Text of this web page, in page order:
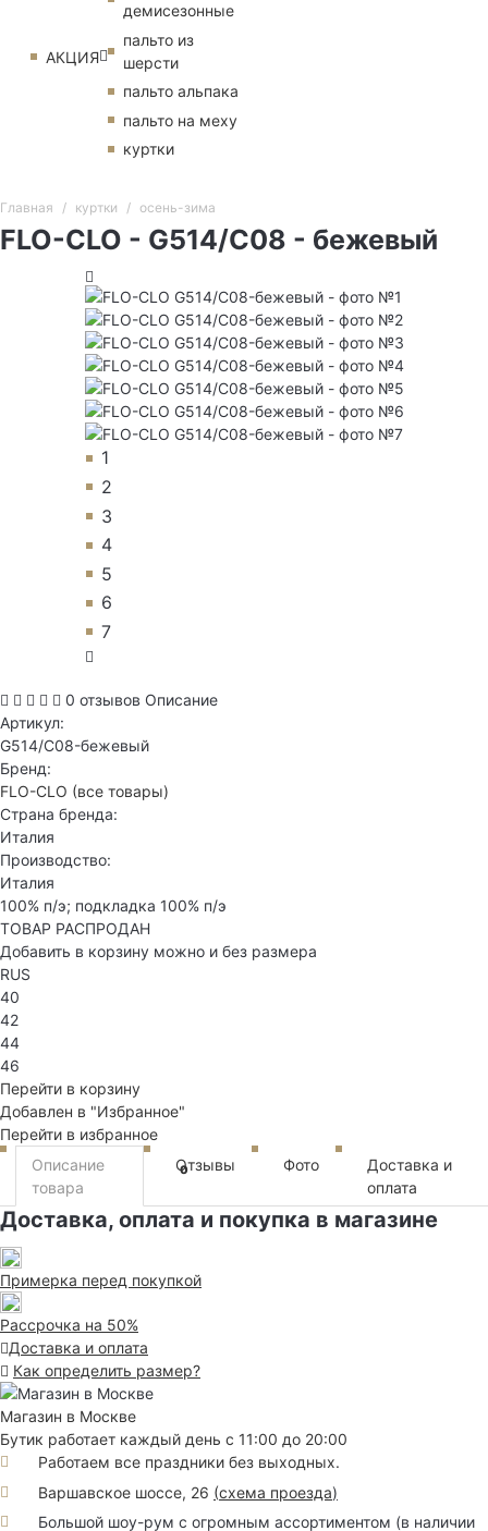
АКЦИЯ
демисезонные
пальто из
шерсти
пальто альпака
пальто на меху
куртки
Главная куртки осень-зима
FLO-CLO - G514/C08 - бежевый
1
2
3
4
5
6
7
0 отзывов Описание
Артикул:
G514/C08-бежевый
Бренд:
FLO-CLO (все товары)
Страна бренда:
Италия
Производство:
Италия
100% п/э; подкладка 100% п/э
ТОВАР РАСПРОДАН
Добавить в корзину можно и без размера
RUS
40
42
44
46
Перейти в корзину
Добавлен в "Избранное"
Перейти в избранное
Описание
товара
Отзывы
0 Фото
Доставка и
оплата
Доставка, оплата и покупка в магазине
Примерка перед покупкой
Рассрочка на 50%
Доставка и оплата
Как определить размер?
Магазин в Москве
Бутик работает каждый день с 11:00 до 20:00
Работаем все праздники без выходных.
Варшавское шоссе, 26 (схема проезда)
Большой шоу-рум с огромным ассортиментом (в наличии